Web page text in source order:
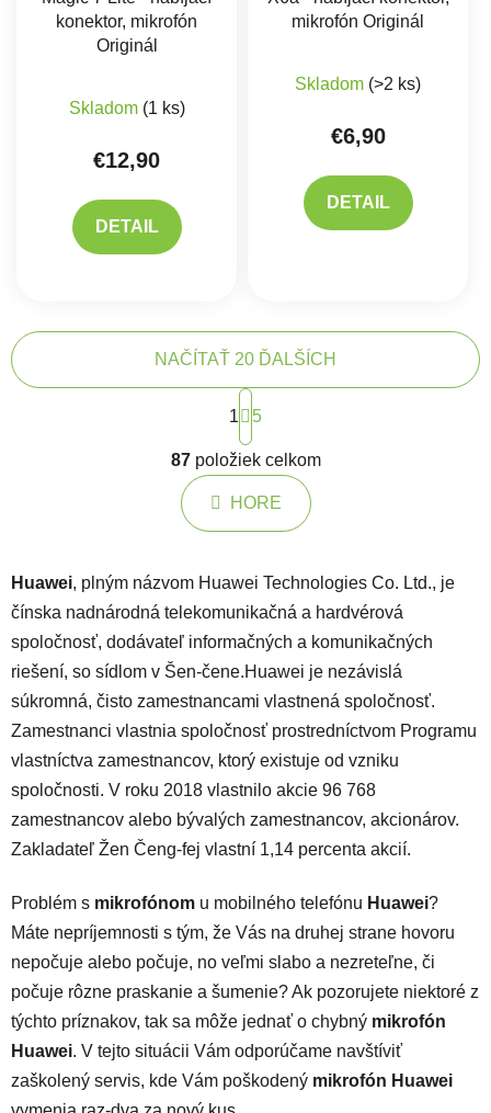
konektor, mikrofón
Originál
Priemerné hodnotenie produktu je 5,0 z 5
Skladom (1 ks)
€12,90
DETAIL
mikrofón Originál
Skladom (>2 ks)
€6,90
DETAIL
Ovládacie prvky výpisu
NAČÍTAŤ 20 ĎALŠÍCH
Stránkovanie
1 5
87položiek celkom
HORE
Huawei, plným názvom Huawei Technologies Co. Ltd., je
čínska nadnárodná telekomunikačná a hardvérová
spoločnosť, dodávateľ informačných a komunikačných
riešení, so sídlom v Šen-čene.Huawei je nezávislá
súkromná, čisto zamestnancami vlastnená spoločnosť.
Zamestnanci vlastnia spoločnosť prostredníctvom Programu
vlastníctva zamestnancov, ktorý existuje od vzniku
spoločnosti. V roku 2018 vlastnilo akcie 96 768
zamestnancov alebo bývalých zamestnancov, akcionárov.
Zakladateľ Žen Čeng-fej vlastní 1,14 percenta akcií.
Problém s mikrofónom u mobilného telefónu Huawei?
Máte nepríjemnosti s tým, že Vás na druhej strane hovoru
nepočuje alebo počuje, no veľmi slabo a nezreteľne, či
počuje rôzne praskanie a šumenie? Ak pozorujete niektoré z
týchto príznakov, tak sa môže jednať o chybný mikrofón
Huawei. V tejto situácii Vám odporúčame navštíviť
zaškolený servis, kde Vám poškodený mikrofón Huawei